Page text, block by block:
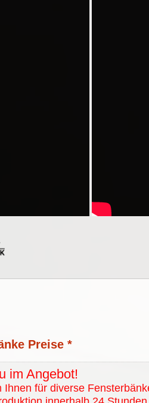
Preise *
im Angebot!
Ihnen für diverse